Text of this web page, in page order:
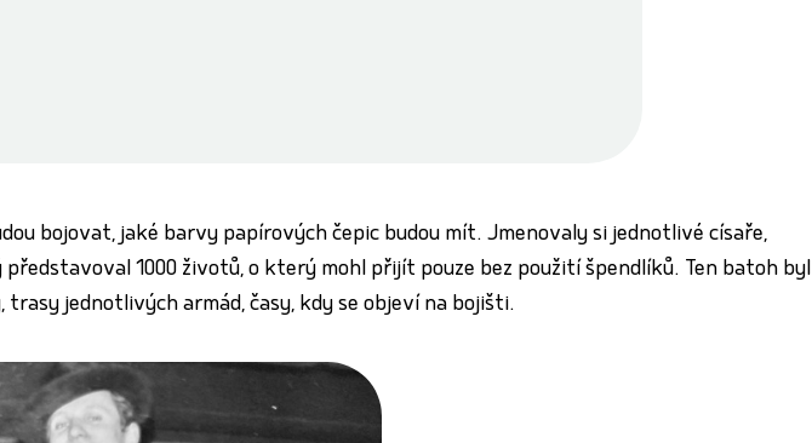
bojovat, jaké barvy papírových čepic budou mít. Jmenovaly si jednotlivé císaře,
1000 životů, o který mohl přijít pouze bez použití špendlíků. Ten batoh byl
jednotlivých armád, časy, kdy se objeví na bojišti.